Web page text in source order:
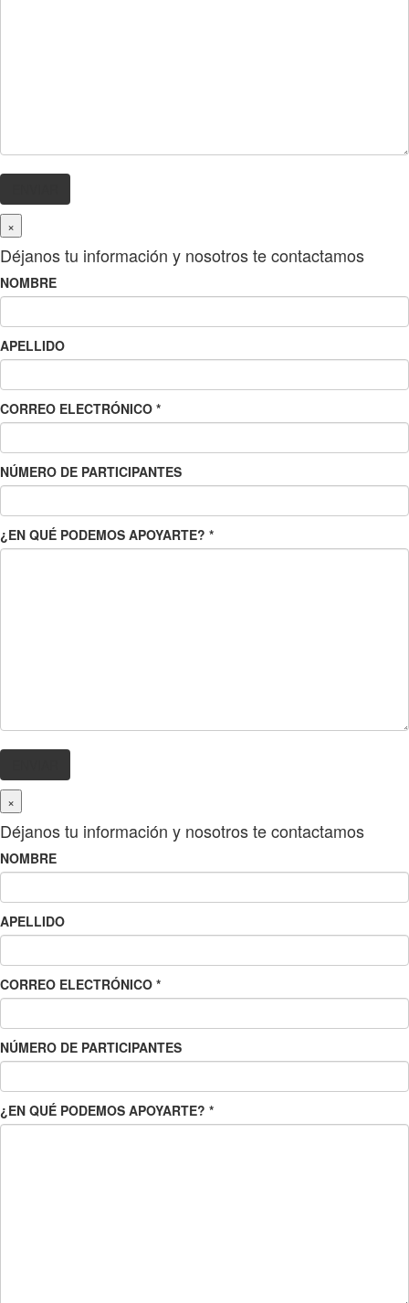
×
Déjanos tu información y nosotros te contactamos
NOMBRE
APELLIDO
CORREO ELECTRÓNICO *
NÚMERO DE PARTICIPANTES
¿EN QUÉ PODEMOS APOYARTE? *
×
Déjanos tu información y nosotros te contactamos
NOMBRE
APELLIDO
CORREO ELECTRÓNICO *
NÚMERO DE PARTICIPANTES
¿EN QUÉ PODEMOS APOYARTE? *